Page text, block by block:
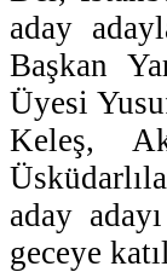
aday
Başkan
Üyesi
Keleş,
aday
geceye